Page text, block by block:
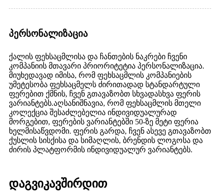
პერსონალიზაცია
ქალის ფეხსაცმლისა და ჩანთების ნაკრები ჩვენი
კომპანიის მთავარი პრიორიტეტია პერსონალიზაცია.
მიუხედავად იმისა, რომ ფეხსაცმლის კომპანიების
უმეტესობა ფეხსაცმელს ძირითადად სტანდარტული
ფერებით ქმნის, ჩვენ გთავაზობთ სხვადასხვა ფერის
ვარიანტებს.აღსანიშნავია, რომ ფეხსაცმლის მთელი
კოლექცია შესაძლებელია ინდივიდუალურად
მორგებით, ფერების ვარიანტებში 50-ზე მეტი ფერია
ხელმისაწვდომი. ფერის გარდა, ჩვენ ასევე გთავაზობთ
ქუსლის სისქისა და სიმაღლის, ბრენდის ლოგოსა და
ძირის პლატფორმის ინდივიდუალურ ვარიანტებს.
დაგვიკავშირდით